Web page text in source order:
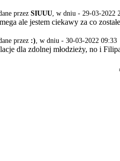
przez SIUUU, w dniu - 29-03-2022
ale jestem ciekawy za co
przez :), w dniu - 30-03-2022 09:33
dla zdolnej młodzieży, no i